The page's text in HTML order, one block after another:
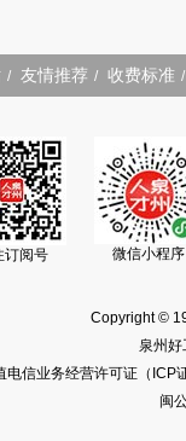
/ 友情推荐 / 收费标准 /
订阅号 微信小程序
Copyright ©
泉州
电信业务经营许可证（ICP
闽